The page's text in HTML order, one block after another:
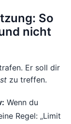
So
nicht
Er soll dir
zu treffen.
Wenn du
Regel: „Limit